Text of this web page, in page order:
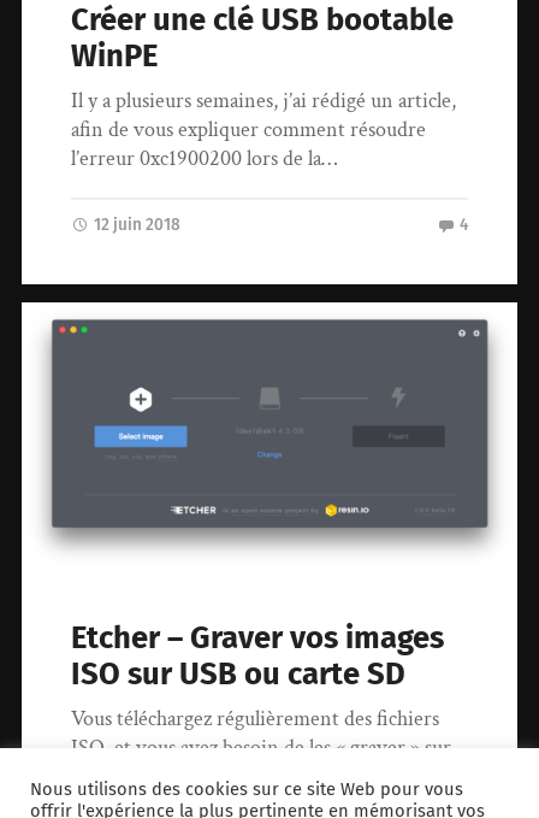
Créer une clé USB bootable
WinPE
Il y a plusieurs semaines, j’ai rédigé un article,
afin de vous expliquer comment résoudre
l’erreur 0xc1900200 lors de la…
12 juin 2018 4
Etcher – Graver vos images
ISO sur USB ou carte SD
Vous téléchargez régulièrement des fichiers
ISO, et vous avez besoin de les « graver » sur
un média, mais c’est souvent fastidieux,…
Nous utilisons des cookies sur ce site Web pour vous
offrir l'expérience la plus pertinente en mémorisant vos